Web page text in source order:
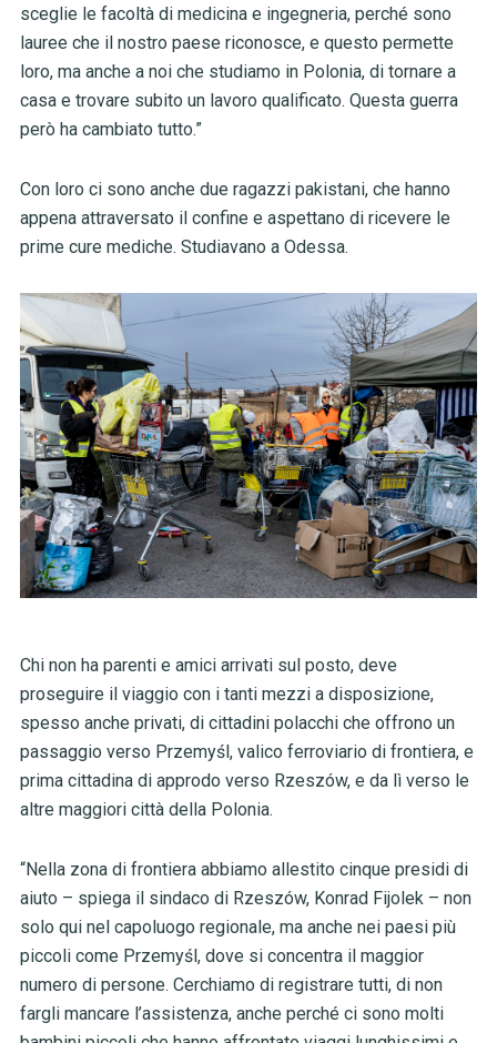
sceglie le facoltà di medicina e ingegneria, perché sono
lauree che il nostro paese riconosce, e questo permette
loro, ma anche a noi che studiamo in Polonia, di tornare a
casa e trovare subito un lavoro qualificato. Questa guerra
però ha cambiato tutto.”
Con loro ci sono anche due ragazzi pakistani, che hanno
appena attraversato il confine e aspettano di ricevere le
prime cure mediche. Studiavano a Odessa.
Chi non ha parenti e amici arrivati sul posto, deve
proseguire il viaggio con i tanti mezzi a disposizione,
spesso anche privati, di cittadini polacchi che offrono un
passaggio verso Przemyśl, valico ferroviario di frontiera, e
prima cittadina di approdo verso Rzeszów, e da lì verso le
altre maggiori città della Polonia.
“Nella zona di frontiera abbiamo allestito cinque presidi di
aiuto – spiega il sindaco di Rzeszów, Konrad Fijolek – non
solo qui nel capoluogo regionale, ma anche nei paesi più
piccoli come Przemyśl, dove si concentra il maggior
numero di persone. Cerchiamo di registrare tutti, di non
fargli mancare l’assistenza, anche perché ci sono molti